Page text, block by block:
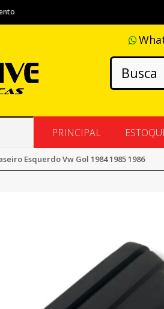
PRINCIPAL
Esquerdo Vw Gol 1984 1985 1986